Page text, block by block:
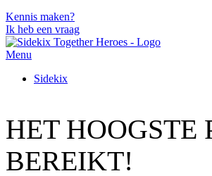
Kennis maken?
Ik heb een vraag
Menu
Sidekix
HET HOOGSTE
BEREIKT!